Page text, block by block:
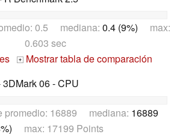
0.5 mediana: 0.4 (9%) max:
0.603 sec
+
Mostrar tabla de comparación
3DMark 06 - CPU
16889 mediana: 16889
max: 17199 Points